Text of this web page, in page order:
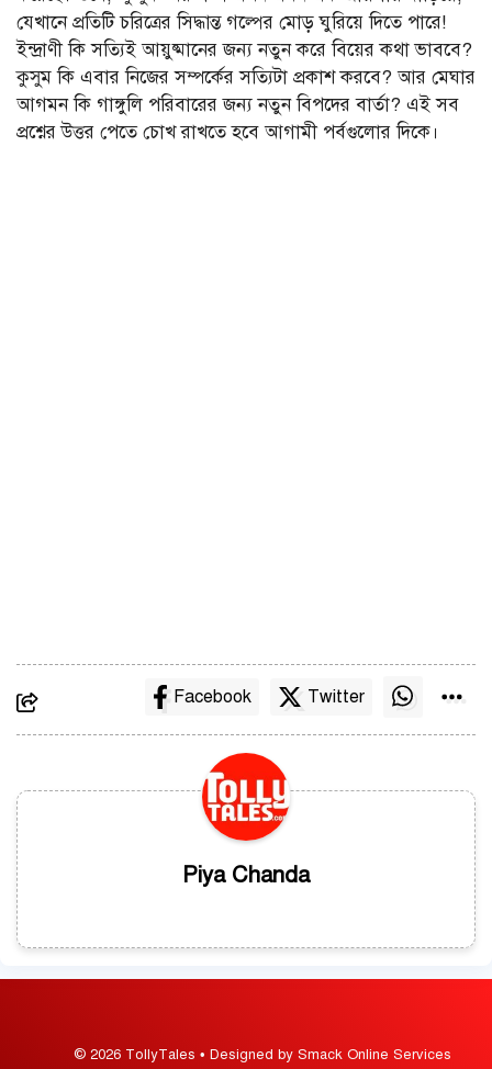
যেখানে প্রতিটি চরিত্রের সিদ্ধান্ত গল্পের মোড় ঘুরিয়ে দিতে পারে!
ইন্দ্রাণী কি সত্যিই আয়ুষ্মানের জন্য নতুন করে বিয়ের কথা ভাববে?
কুসুম কি এবার নিজের সম্পর্কের সত্যিটা প্রকাশ করবে? আর মেঘার
আগমন কি গাঙ্গুলি পরিবারের জন্য নতুন বিপদের বার্তা? এই সব
প্রশ্নের উত্তর পেতে চোখ রাখতে হবে আগামী পর্বগুলোর দিকে।
Facebook Twitter
Piya Chanda
© 2026 TollyTales • Designed by Smack Online Services